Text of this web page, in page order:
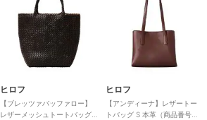
ヒロフ
【ブレッツァバッファロー】
レザーメッシュトートバッグ
ヒロフ
【アンディーナ】レザートー
トバッグ S 本革（商品番号：